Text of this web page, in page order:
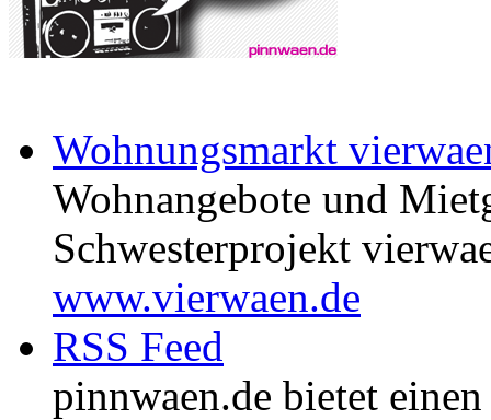
Wohnungsmarkt
Wohnangebote und
Schwesterprojekt
www.vierwaen.de
RSS Feed
pinnwaen.de bietet